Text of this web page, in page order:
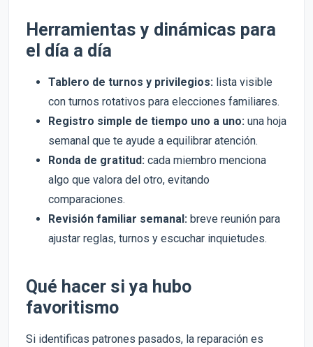
Herramientas y dinámicas para
el día a día
Tablero de turnos y privilegios: lista visible
con turnos rotativos para elecciones familiares.
Registro simple de tiempo uno a uno: una hoja
semanal que te ayude a equilibrar atención.
Ronda de gratitud: cada miembro menciona
algo que valora del otro, evitando
comparaciones.
Revisión familiar semanal: breve reunión para
ajustar reglas, turnos y escuchar inquietudes.
Qué hacer si ya hubo
favoritismo
Si identificas patrones pasados, la reparación es